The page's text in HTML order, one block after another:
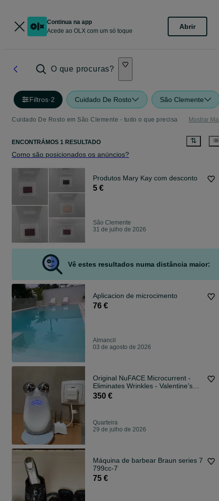
Continua na app
Acede ao OLX com um só toque
Abrir
O que procuras?
Filtros·2 Cuidado De Rosto São Clemente
Cuidado De Rosto em São Clemente - tudo o que precisa Mostrar
ENCONTRÁMOS 1 RESULTADO
Como são posicionados os anúncios?
Produtos Mary Kay com desconto
5 €
São Clemente
31 de julho de 2026
Vê estes resultados numa distância maior:
Aplicacion de microcimento
76 €
Almancil
03 de agosto de 2026
Original NuFACE Microcurrent -
Eliminates Wrinkles - Valentine’s
Gift
350 €
Quarteira
29 de julho de 2026
Máquina de barbear Braun series 7
799cc-7
75 €